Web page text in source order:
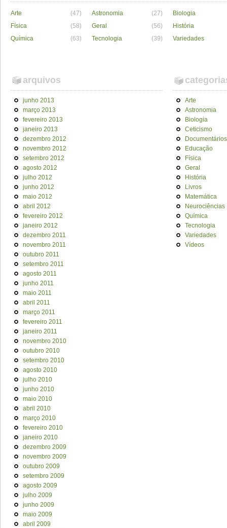
Arte (47) Astronomia (27)
Biologia
Física
(58) Geral (56)
História
Química
(63) Tecnologia (39) Variedades
arquivos
junho 2013
março 2013
fevereiro 2013
janeiro 2013
dezembro 2012
novembro 2012
setembro 2012
agosto 2012
julho 2012
junho 2012
maio 2012
abril 2012
fevereiro 2012
janeiro 2012
dezembro 2011
novembro 2011
outubro 2011
setembro 2011
agosto 2011
junho 2011
maio 2011
abril 2011
março 2011
fevereiro 2011
janeiro 2011
novembro 2010
outubro 2010
setembro 2010
agosto 2010
julho 2010
junho 2010
maio 2010
abril 2010
março 2010
fevereiro 2010
janeiro 2010
dezembro 2009
novembro 2009
outubro 2009
setembro 2009
agosto 2009
julho 2009
junho 2009
maio 2009
abril 2009
Arte
Astronomia
Biologia
Ceticismo
Documentários
Educação
Física
Geral
História
Livros
Matemática
Neurociências
Química
Tecnologia
Variedades
Vídeos